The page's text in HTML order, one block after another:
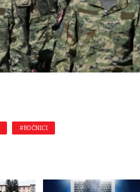
#ROČNICI